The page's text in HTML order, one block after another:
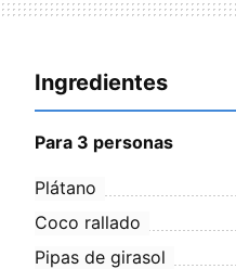
Ingredientes
Para 3 personas
Plátano
Coco rallado
Pipas de girasol